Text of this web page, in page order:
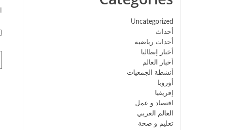
Uncategorized
أحداث
أحداث رياضية
أخبار إيطاليا
أخبار العالم
أنشطة الجمعيات
أوروبا
إفريقيا
اقتصاد و عمل
العالم العربي
تعليم و صحة